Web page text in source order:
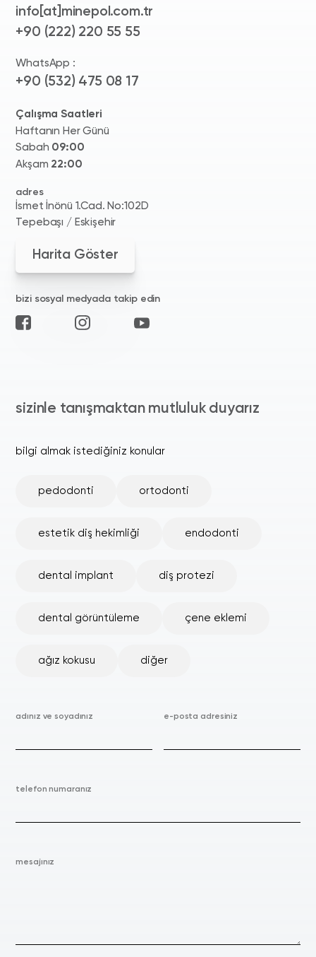
info[at]minepol.com.tr
+90 (222) 220 55 55
WhatsApp :
+90 (532) 475 08 17
Çalışma Saatleri
Haftanın Her Günü
Sabah 09:00
Akşam 22:00
adres
İsmet İnönü 1.Cad. No:102D
Tepebaşı / Eskişehir
Harita Göster
bizi sosyal medyada takip edin
sizinle tanışmaktan mutluluk duyarız
bilgi almak istediğiniz konular
pedodonti ortodonti
estetik diş hekimliği endodonti
dental implant diş protezi
dental görüntüleme çene eklemi
ağız kokusu diğer
adınız ve soyadınız e-posta adresiniz
telefon numaranız
mesajınız